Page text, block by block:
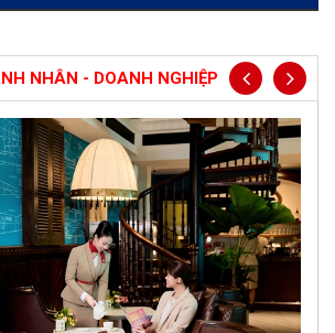
NHÂN - DOANH NGHIỆP